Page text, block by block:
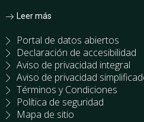
Leer más
Portal de datos abiertos
Declaración de accesibilidad
Aviso de privacidad integral
Aviso de privacidad
Términos y Condiciones
Política de seguridad
Mapa de sitio